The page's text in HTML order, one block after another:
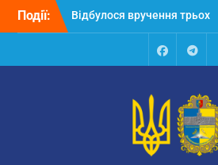
Перейти
Події:
Відбулося вручення трьох
автобусів для потреб
Відбулося засідання
освіти та науки обласної
державної адміністрації
Відбулась обласна
Facebook